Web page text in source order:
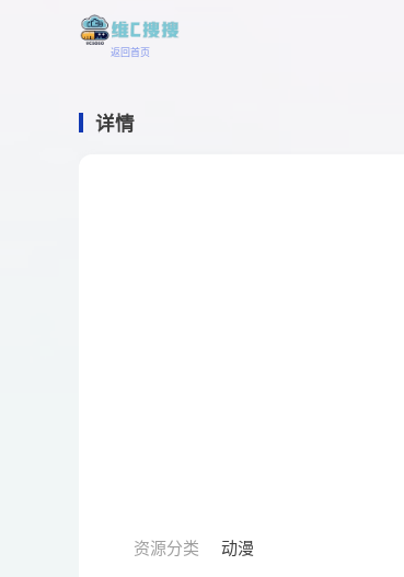
返回首页
详情
资源分类
动漫